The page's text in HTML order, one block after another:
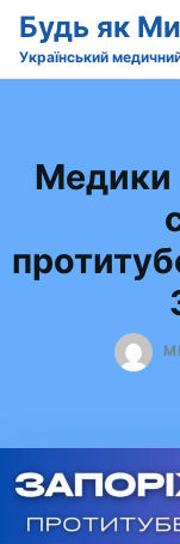
SkipSearch
for:
Будь як Ми
Український
Медики